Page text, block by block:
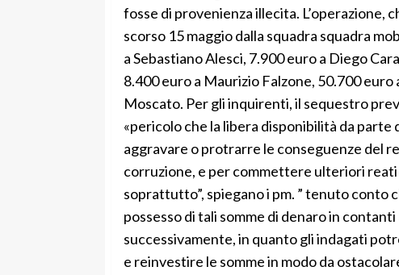
fosse di provenienza illecita. L’operazione,
scorso 15 maggio dalla squadra squadra
a Sebastiano Alesci, 7.900 euro a Diego
8.400 euro a Maurizio Falzone, 50.700
Moscato. Per gli inquirenti, il sequestro
«pericolo che la libera disponibilità da parte
aggravare o protrarre le conseguenze del
corruzione, e per commettere ulteriori
soprattutto”, spiegano i pm. ” tenuto
possesso di tali somme di denaro in
successivamente, in quanto gli indagati
e reinvestire le somme in modo da